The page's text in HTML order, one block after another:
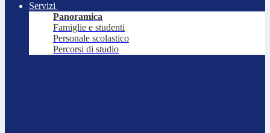
Servizi
Panoramica
Famiglie e studenti
Personale scolastico
Percorsi di studio